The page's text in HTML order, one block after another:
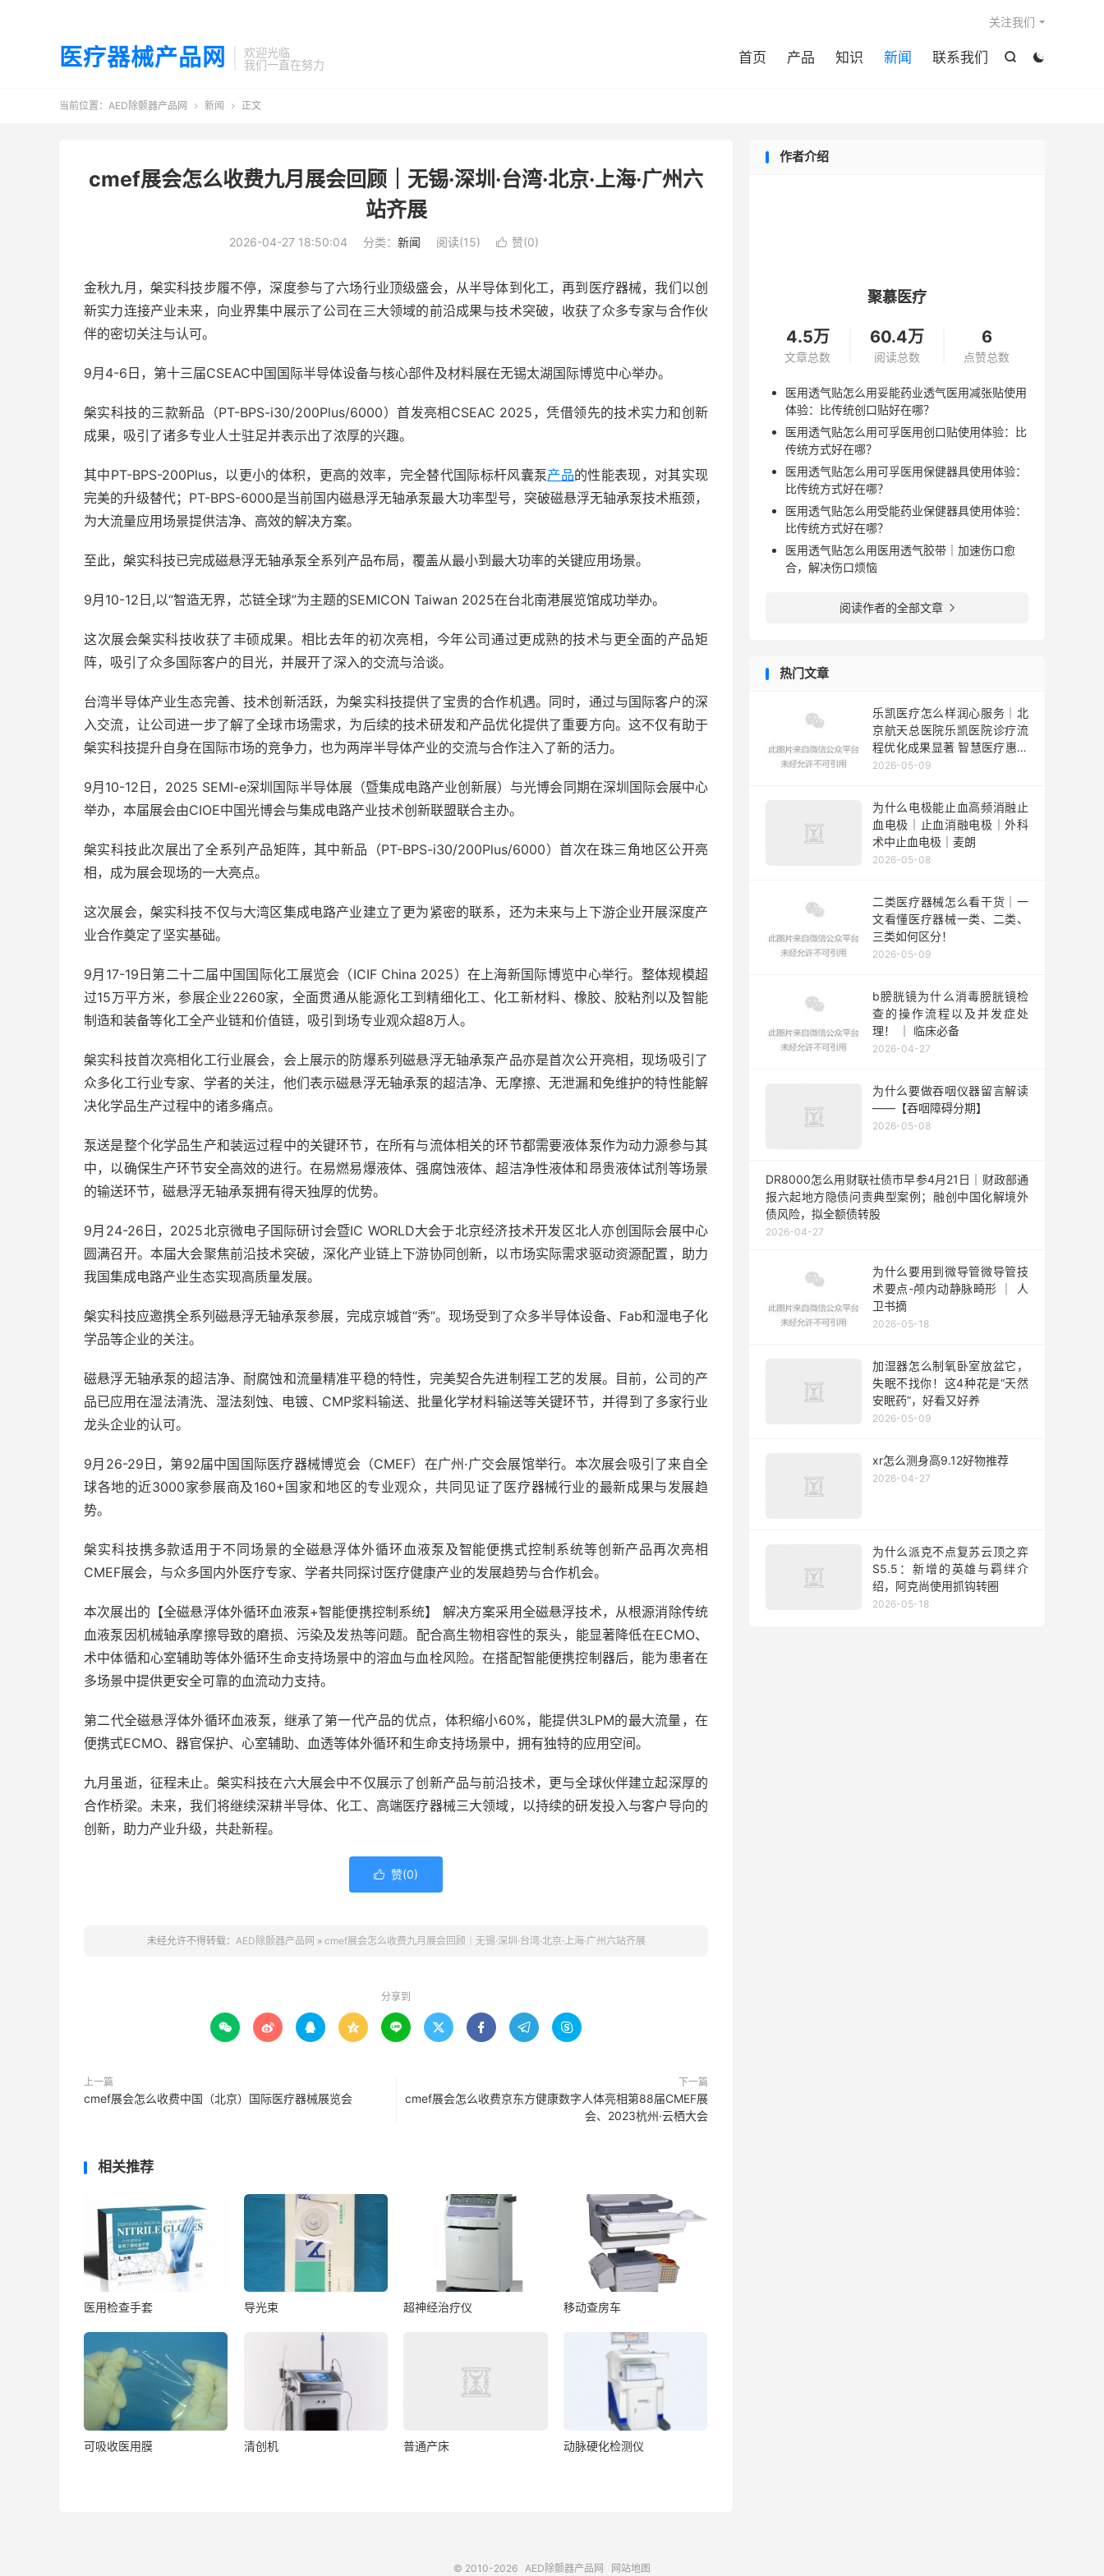
医疗器械产品网
欢迎光临
我们一直在努力


首页 产品 知识 新闻 联系我们
关注我们
当前位置： AED除颤器产品网  新闻  正文
cmef展会怎么收费九月展会回顾｜无锡·深圳·台湾·北京·上海·广州六
站齐展
2026-04-27 18:50:04 分类： 新闻 阅读(15)  赞(0)
金秋九月，槃实科技步履不停，深度参与了六场行业顶级盛会，从半导体到化工，再到医疗器械，我们以创
新实力连接产业未来，向业界集中展示了公司在三大领域的前沿成果与技术突破，收获了众多专家与合作伙
伴的密切关注与认可。
9月4-6日，第十三届CSEAC中国国际半导体设备与核心部件及材料展在无锡太湖国际博览中心举办。
槃实科技的三款新品（PT-BPS-i30/200Plus/6000）首发亮相CSEAC 2025，凭借领先的技术实力和创新
成果，吸引了诸多专业人士驻足并表示出了浓厚的兴趣。
其中PT-BPS-200Plus，以更小的体积，更高的效率，完全替代国际标杆风囊泵产品的性能表现，对其实现
完美的升级替代；PT-BPS-6000是当前国内磁悬浮无轴承泵最大功率型号，突破磁悬浮无轴承泵技术瓶颈，
为大流量应用场景提供洁净、高效的解决方案。
至此，槃实科技已完成磁悬浮无轴承泵全系列产品布局，覆盖从最小到最大功率的关键应用场景。
9月10-12日,以“智造无界，芯链全球”为主题的SEMICON Taiwan 2025在台北南港展览馆成功举办。
这次展会槃实科技收获了丰硕成果。相比去年的初次亮相，今年公司通过更成熟的技术与更全面的产品矩
阵，吸引了众多国际客户的目光，并展开了深入的交流与洽谈。
台湾半导体产业生态完善、技术创新活跃，为槃实科技提供了宝贵的合作机遇。同时，通过与国际客户的深
入交流，让公司进一步了解了全球市场需求，为后续的技术研发和产品优化提供了重要方向。这不仅有助于
槃实科技提升自身在国际市场的竞争力，也为两岸半导体产业的交流与合作注入了新的活力。
9月10-12日，2025 SEMI-e深圳国际半导体展（暨集成电路产业创新展）与光博会同期在深圳国际会展中心
举办，本届展会由CIOE中国光博会与集成电路产业技术创新联盟联合主办。
槃实科技此次展出了全系列产品矩阵，其中新品（PT-BPS-i30/200Plus/6000）首次在珠三角地区公开亮
相，成为展会现场的一大亮点。
这次展会，槃实科技不仅与大湾区集成电路产业建立了更为紧密的联系，还为未来与上下游企业开展深度产
业合作奠定了坚实基础。
9月17-19日第二十二届中国国际化工展览会（ICIF China 2025）在上海新国际博览中心举行。整体规模超
过15万平方米，参展企业2260家，全面贯通从能源化工到精细化工、化工新材料、橡胶、胶粘剂以及智能
制造和装备等化工全产业链和价值链，吸引到场专业观众超8万人。
槃实科技首次亮相化工行业展会，会上展示的防爆系列磁悬浮无轴承泵产品亦是首次公开亮相，现场吸引了
众多化工行业专家、学者的关注，他们表示磁悬浮无轴承泵的超洁净、无摩擦、无泄漏和免维护的特性能解
决化学品生产过程中的诸多痛点。
泵送是整个化学品生产和装运过程中的关键环节，在所有与流体相关的环节都需要液体泵作为动力源参与其
中，以确保生产环节安全高效的进行。在易燃易爆液体、强腐蚀液体、超洁净性液体和昂贵液体试剂等场景
的输送环节，磁悬浮无轴承泵拥有得天独厚的优势。
9月24-26日，2025北京微电子国际研讨会暨IC WORLD大会于北京经济技术开发区北人亦创国际会展中心
圆满召开。本届大会聚焦前沿技术突破，深化产业链上下游协同创新，以市场实际需求驱动资源配置，助力
我国集成电路产业生态实现高质量发展。
槃实科技应邀携全系列磁悬浮无轴承泵参展，完成京城首“秀”。现场受到了众多半导体设备、Fab和湿电子化
学品等企业的关注。
磁悬浮无轴承泵的超洁净、耐腐蚀和流量精准平稳的特性，完美契合先进制程工艺的发展。目前，公司的产
品已应用在湿法清洗、湿法刻蚀、电镀、CMP浆料输送、批量化学材料输送等关键环节，并得到了多家行业
龙头企业的认可。
9月26-29日，第92届中国国际医疗器械博览会（CMEF）在广州·广交会展馆举行。本次展会吸引了来自全
球各地的近3000家参展商及160+国家和地区的专业观众，共同见证了医疗器械行业的最新成果与发展趋
势。
槃实科技携多款适用于不同场景的全磁悬浮体外循环血液泵及智能便携式控制系统等创新产品再次亮相
CMEF展会，与众多国内外医疗专家、学者共同探讨医疗健康产业的发展趋势与合作机会。
本次展出的【全磁悬浮体外循环血液泵+智能便携控制系统】 解决方案采用全磁悬浮技术，从根源消除传统
血液泵因机械轴承摩擦导致的磨损、污染及发热等问题。配合高生物相容性的泵头，能显著降低在ECMO、
术中体循和心室辅助等体外循环生命支持场景中的溶血与血栓风险。在搭配智能便携控制器后，能为患者在
多场景中提供更安全可靠的血流动力支持。
第二代全磁悬浮体外循环血液泵，继承了第一代产品的优点，体积缩小60%，能提供3LPM的最大流量，在
便携式ECMO、器官保护、心室辅助、血透等体外循环和生命支持场景中，拥有独特的应用空间。
九月虽逝，征程未止。槃实科技在六大展会中不仅展示了创新产品与前沿技术，更与全球伙伴建立起深厚的
合作桥梁。未来，我们将继续深耕半导体、化工、高端医疗器械三大领域，以持续的研发投入与客户导向的
创新，助力产业升级，共赴新程。
 赞(0)
未经允许不得转载： AED除颤器产品网 » cmef展会怎么收费九月展会回顾｜无锡·深圳·台湾·北京·上海·广州六站齐展
分享到
        
上一篇
cmef展会怎么收费中国（北京）国际医疗器械展览会
下一篇
cmef展会怎么收费京东方健康数字人体亮相第88届CMEF展
会、2023杭州·云栖大会
相关推荐
医用检查手套 导光束 超神经治疗仪 移动查房车
可吸收医用膜 清创机 普通产床 动脉硬化检测仪
作者介绍
聚慕医疗
4.5万
文章总数
60.4万
阅读总数
6
点赞总数
医用透气贴怎么用妥能药业透气医用减张贴使用
体验：比传统创口贴好在哪？
医用透气贴怎么用可孚医用创口贴使用体验：比
传统方式好在哪？
医用透气贴怎么用可孚医用保健器具使用体验：
比传统方式好在哪？
医用透气贴怎么用受能药业保健器具使用体验：
比传统方式好在哪？
医用透气贴怎么用医用透气胶带｜加速伤口愈
合，解决伤口烦恼
阅读作者的全部文章 
热门文章
乐凯医疗怎么样润心服务｜北
京航天总医院乐凯医院诊疗流
程优化成果显著 智慧医疗惠民
便民显身手
2026-05-09
为什么电极能止血高频消融止
血电极｜止血消融电极｜外科
术中止血电极｜麦朗
2026-05-08
二类医疗器械怎么看干货｜一
文看懂医疗器械一类、二类、
三类如何区分！
2026-05-09
b膀胱镜为什么消毒膀胱镜检
查的操作流程以及并发症处
理！ ｜ 临床必备
2026-04-27
为什么要做吞咽仪器留言解读
——【吞咽障碍分期】
2026-05-08
DR8000怎么用财联社债市早参4月21日｜财政部通
报六起地方隐债问责典型案例；融创中国化解境外
债风险，拟全额债转股
2026-04-27
为什么要用到微导管微导管技
术要点-颅内动静脉畸形 ｜ 人
卫书摘
2026-05-18
加湿器怎么制氧卧室放盆它，
失眠不找你！这4种花是“天然
安眠药”，好看又好养
2026-05-09
xr怎么测身高9.12好物推荐
2026-04-27
为什么派克不点复苏云顶之弈
S5.5：新增的英雄与羁绊介
绍，阿克尚使用抓钩转圈
2026-05-18
© 2010-2026 AED除颤器产品网 网站地图